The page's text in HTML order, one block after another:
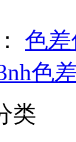
色差
色
类